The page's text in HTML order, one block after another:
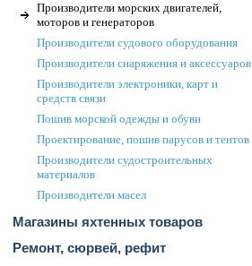
Производители морских двигателей,
моторов и генераторов
Производители судового оборудования
Производители снаряжения и аксессуаров
Производители электроники, карт и
средств связи
Пошив морской одежды и обуви
Проектирование, пошив парусов и тентов
Производители судостроительных
материалов
Производители масел
Магазины яхтенных товаров
Ремонт, сюрвей, рефит